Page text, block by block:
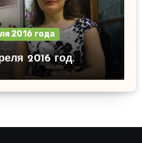
2016 года
2016 год.